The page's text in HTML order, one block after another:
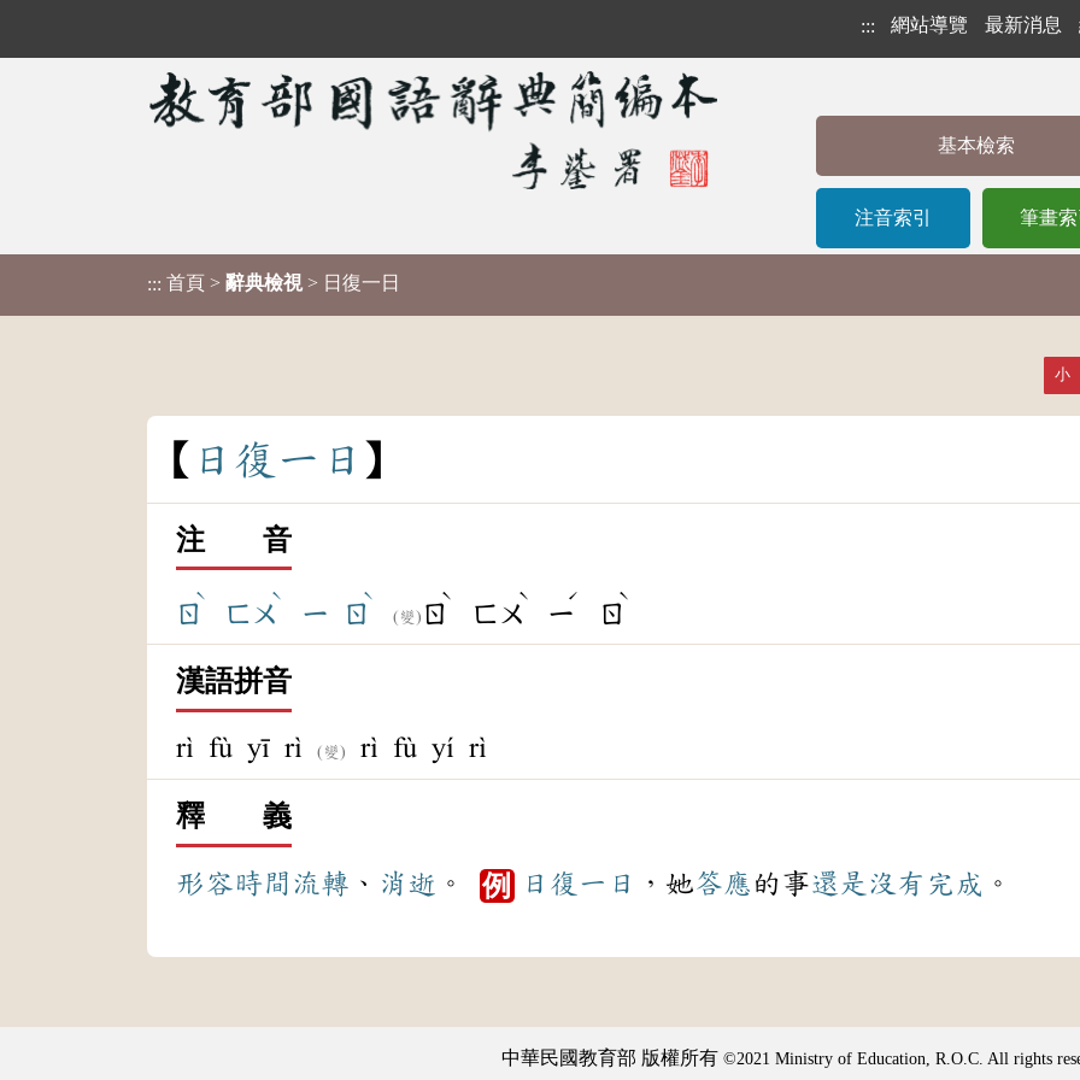
::: 網站導覽 最新消息
基本檢索
注音索引 筆畫索
::: 首頁 > 辭典檢視 > 日復一日
小
日 復 一 日
注 音
ㄖ
ˋ
ㄈㄨ
ˋ
ㄧ ㄖ
ˋ
(變) ㄖ
ˋ
ㄈㄨ
ˋ
ㄧ
ˊ
ㄖ
ˋ
漢語拼音
rì fù yī rì (變) rì fù yí rì
釋 義
形容時間 流轉 、 消逝 。 例 日復一日 ，她答應 的事還是 沒有 完成 。
中華民國教育部 版權所有 ©2021 Ministry of Education, R.O.C. All rights